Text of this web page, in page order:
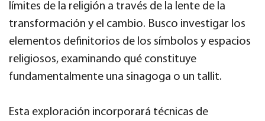
límites de la religión a través de la lente de la
transformación y el cambio. Busco investigar los
elementos definitorios de los símbolos y espacios
religiosos, examinando qué constituye
fundamentalmente una sinagoga o un tallit.
Esta exploración incorporará técnicas de